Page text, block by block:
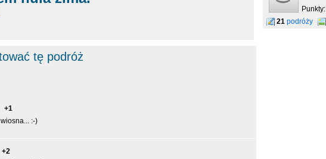
tę podróż
+1
:-)
+2
Punkty:
21 podróży